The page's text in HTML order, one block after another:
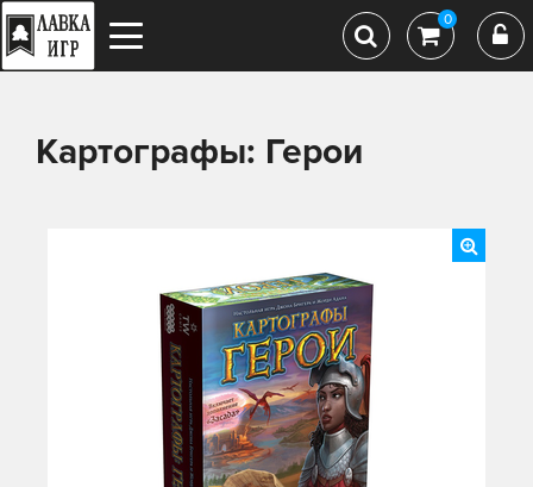
0
Картографы: Герои